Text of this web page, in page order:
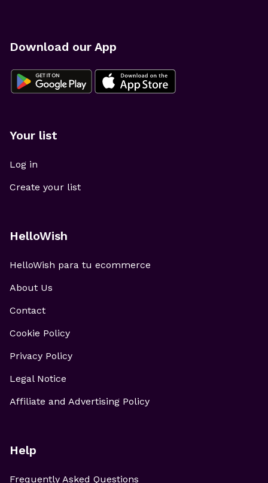
Download our App
Your list
Log in
Create your list
HelloWish
HelloWish para tu ecommerce
About Us
Contact
Cookie Policy
Privacy Policy
Legal Notice
Affiliate and Advertising Policy
Help
Frequently Asked Questions